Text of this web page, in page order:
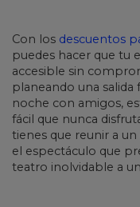
Con los descuentos
puedes hacer que tu
accesible sin
planeando una
noche con amigos,
fácil que nunca
tienes que reunir a
el espectáculo que
teatro inolvidable a